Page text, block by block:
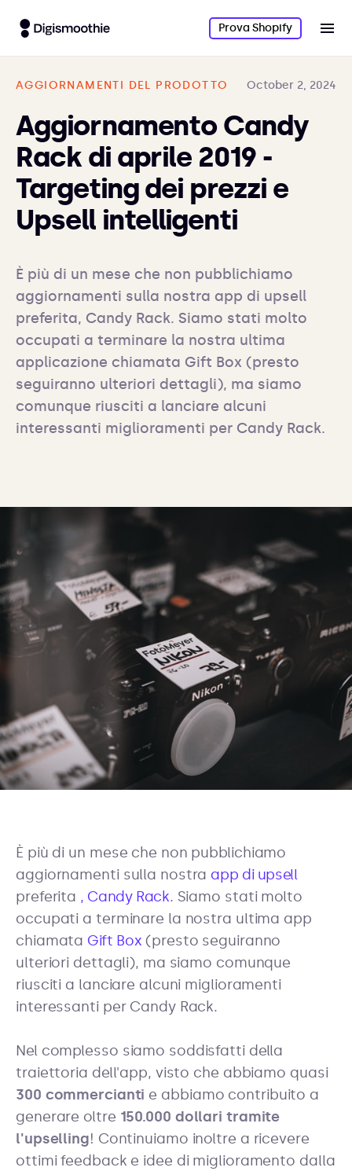
Prova Shopify
AGGIORNAMENTI DEL PRODOTTO October 2, 2024
Aggiornamento Candy
Rack di aprile 2019 -
Targeting dei prezzi e
Upsell intelligenti
È più di un mese che non pubblichiamo
aggiornamenti sulla nostra app di upsell
preferita, Candy Rack. Siamo stati molto
occupati a terminare la nostra ultima
applicazione chiamata Gift Box (presto
seguiranno ulteriori dettagli), ma siamo
comunque riusciti a lanciare alcuni
interessanti miglioramenti per Candy Rack.
È più di un mese che non pubblichiamo
aggiornamenti sulla nostra app di upsell
preferita , Candy Rack. Siamo stati molto
occupati a terminare la nostra ultima app
chiamata Gift Box (presto seguiranno
ulteriori dettagli), ma siamo comunque
riusciti a lanciare alcuni miglioramenti
interessanti per Candy Rack.
Nel complesso siamo soddisfatti della
traiettoria dell'app, visto che abbiamo quasi
300 commercianti e abbiamo contribuito a
generare oltre 150.000 dollari tramite
l'upselling! Continuiamo inoltre a ricevere
ottimi feedback e idee di miglioramento dalla